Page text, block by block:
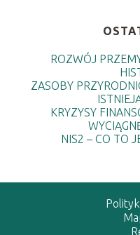
ROZWÓJ
ZASOBY
KRYZYSY
NIS2 – CO TO